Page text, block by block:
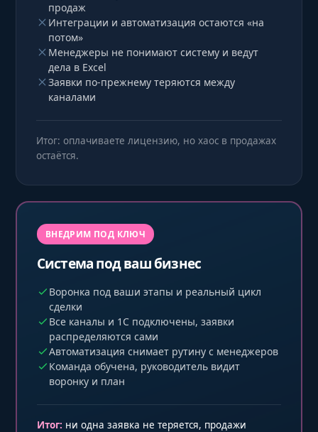
продаж
Интеграции и автоматизация остаются «на
потом»
Менеджеры не понимают систему и ведут
дела в Excel
Заявки по-прежнему теряются между
каналами
Итог: оплачиваете лицензию, но хаос в продажах
остаётся.
ВНЕДРИМ ПОД КЛЮЧ
Система под ваш бизнес
Воронка под ваши этапы и реальный цикл
сделки
Все каналы и 1С подключены, заявки
распределяются сами
Автоматизация снимает рутину с менеджеров
Команда обучена, руководитель видит
воронку и план
Итог: ни одна заявка не теряется, продажи